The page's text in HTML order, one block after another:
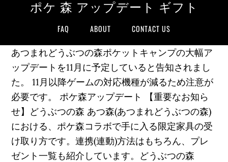
ポケ 森 アップデート ギフト
FAQ ABOUT CONTACT US
あつまれどうぶつの森ポケットキャンプの大幅ア
ップデートを11月に予定していると告知されまし
た。 11月以降ゲームの対応機種が減るため注意が
必要です。 ポケ森アップデート 【重要なお知ら
せ】どうぶつの森 あつ森(あつまれどうぶつの森)
における、ポケ森コラボで手に入る限定家具の受
け取り方です。連携(連動)方法はもちろん、プレ
ゼント一覧も紹介しています。どうぶつの森